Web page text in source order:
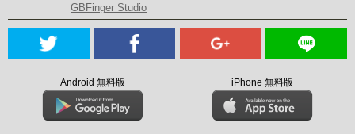
GBFinger Studio
Android 無料版 iPhone 無料版